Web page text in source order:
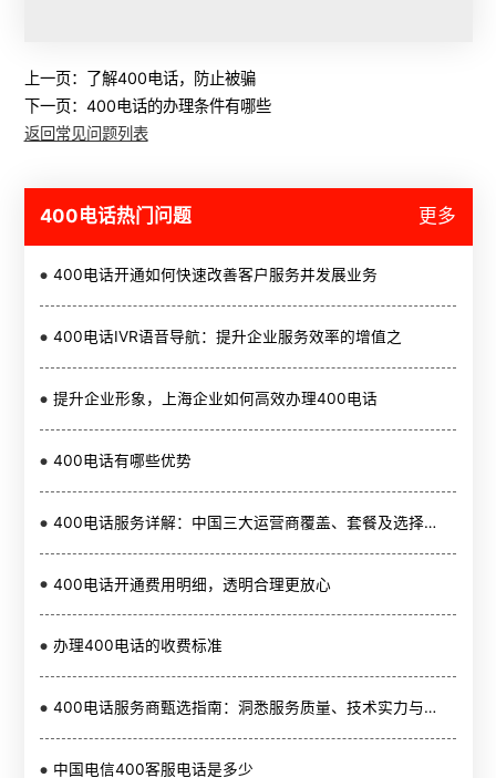
上一页： 了解400电话，防止被骗
下一页： 400电话的办理条件有哪些
返回常见问题列表
400电话热门问题 更多
400电话开通如何快速改善客户服务并发展业务
400电话IVR语音导航：提升企业服务效率的增值之
提升企业形象，上海企业如何高效办理400电话
400电话有哪些优势
400电话服务详解：中国三大运营商覆盖、套餐及选择指南
400电话开通费用明细，透明合理更放心
办理400电话的收费标准
400电话服务商甄选指南：洞悉服务质量、技术实力与口碑，赋能企业提升客户体验与竞争力
中国电信400客服电话是多少